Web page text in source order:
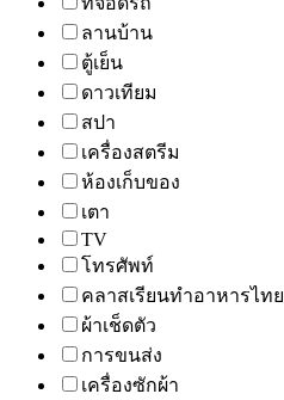
ลานบ้าน
ตู้เย็น
ดาวเทียม
สปา
เครื่องสตรีม
ห้องเก็บของ
เตา
TV
โทรศัพท์
คลาสเรียนทำอาหารไทย
ผ้าเช็ดตัว
การขนส่ง
เครื่องซักผ้า